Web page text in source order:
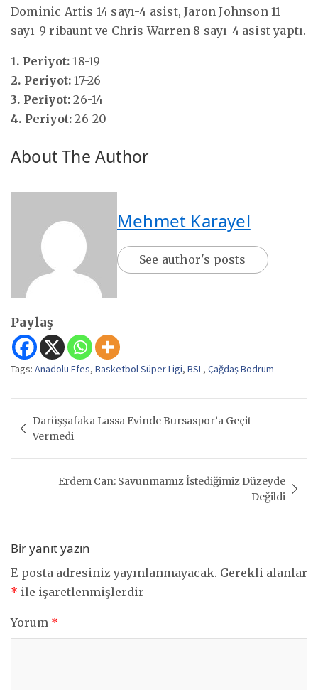
Dominic Artis 14 sayı-4 asist, Jaron Johnson 11
sayı-9 ribaunt ve Chris Warren 8 sayı-4 asist yaptı.
1. Periyot: 18-19
2. Periyot: 17-26
3. Periyot: 26-14
4. Periyot: 26-20
About The Author
Mehmet Karayel
See author's posts
Paylaş
Tags: Anadolu Efes, Basketbol Süper Ligi, BSL, Çağdaş Bodrum
gezinmesi
Darüşşafaka Lassa Evinde Bursaspor’a Geçit
Vermedi
Erdem Can: Savunmamız İstediğimiz Düzeyde
Değildi
Bir yanıt yazın
E-posta adresiniz yayınlanmayacak. Gerekli alanlar
* ile işaretlenmişlerdir
Yorum *